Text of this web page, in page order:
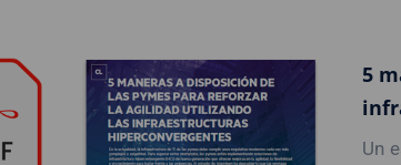
5
Un